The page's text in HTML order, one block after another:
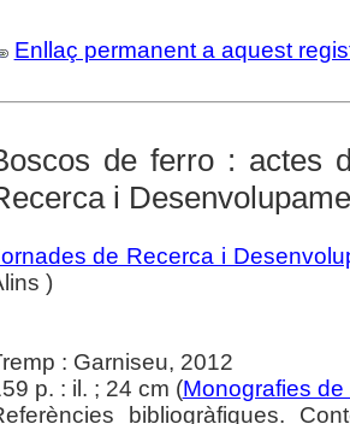
Enllaç permanent a aquest
de ferro : actes
i
de Recerca i
)
: Garniseu, 2012
p. : il. ; 24 cm (Monografies
bibliogràfiques.